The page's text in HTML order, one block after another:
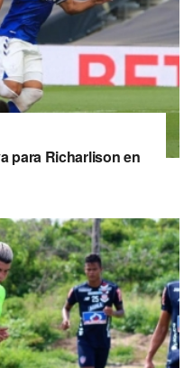
para Richarlison en